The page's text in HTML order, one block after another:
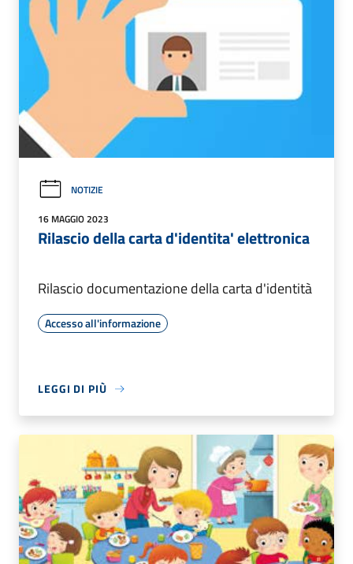
NOTIZIE
16 MAGGIO 2023
Rilascio della carta d'identita' elettronica
Rilascio documentazione della carta d'identità
Accesso all'informazione
LEGGI DI PIÙ